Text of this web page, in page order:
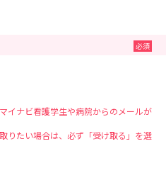
イナビ看護学生や病院からのメールが
りたい場合は、必ず「受け取る」を選